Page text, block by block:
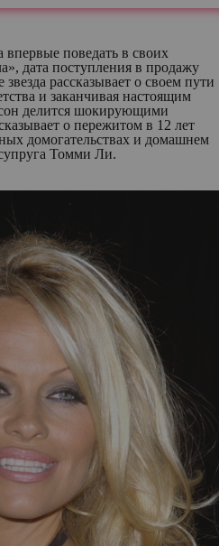
поведать в своих
дата поступления в продажу
рассказывает о своем пути
и заканчивая настоящим
делится шокирующими
о пережитом в 12 лет
домогательствах и домашнем
Томми Ли.